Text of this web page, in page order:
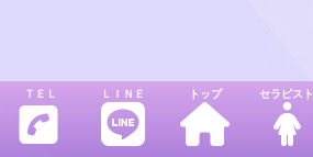
ＴＥＬ ＬＩＮＥ トップ セラピスト